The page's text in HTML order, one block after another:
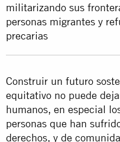
militarizando sus
personas migrantes y
precarias
Construir un futuro
equitativo no puede
humanos, en especial
personas que han
derechos, y de